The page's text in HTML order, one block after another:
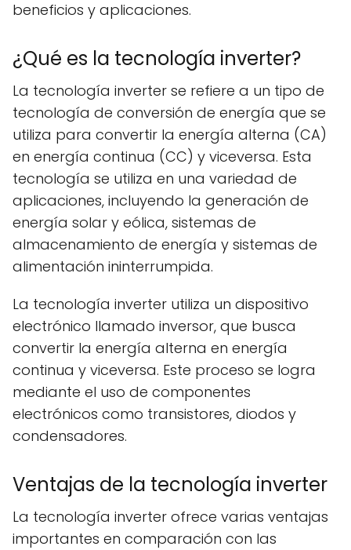
beneficios y aplicaciones.
¿Qué es la tecnología inverter?
La tecnología inverter se refiere a un tipo de
tecnología de conversión de energía que se
utiliza para convertir la energía alterna (CA)
en energía continua (CC) y viceversa. Esta
tecnología se utiliza en una variedad de
aplicaciones, incluyendo la generación de
energía solar y eólica, sistemas de
almacenamiento de energía y sistemas de
alimentación ininterrumpida.
La tecnología inverter utiliza un dispositivo
electrónico llamado inversor, que busca
convertir la energía alterna en energía
continua y viceversa. Este proceso se logra
mediante el uso de componentes
electrónicos como transistores, diodos y
condensadores.
Ventajas de la tecnología inverter
La tecnología inverter ofrece varias ventajas
importantes en comparación con las